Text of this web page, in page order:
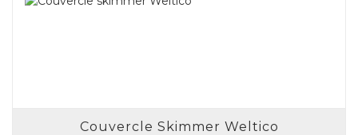
Couvercle Skimmer Weltico